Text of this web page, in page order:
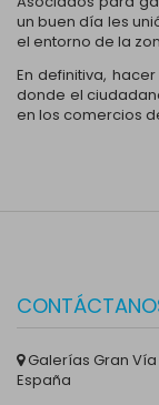
un buen día les
el entorno de la
En definitiva,
donde el
en los comercios
Galerías Gran Vía
España